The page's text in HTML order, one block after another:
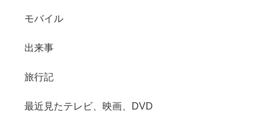
モバイル
出来事
旅行記
最近見たテレビ、映画、DVD